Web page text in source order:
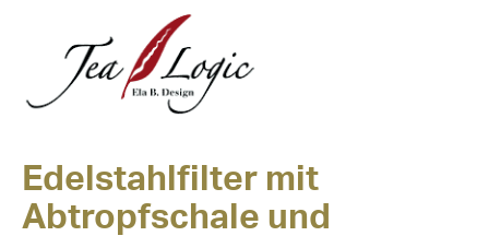
Edelstahlfilter mit
Abtropfschale und